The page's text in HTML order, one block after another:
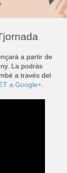
u
e
c
a
u
a partir de
La podràs
a través del
a Google+